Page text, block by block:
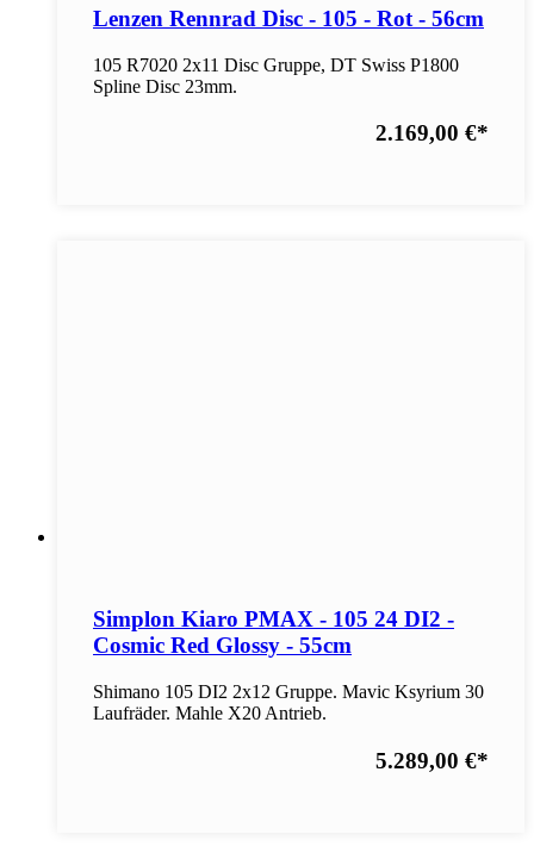
Lenzen Rennrad Disc - 105 - Rot - 56cm
105 R7020 2x11 Disc Gruppe, DT Swiss P1800
Spline Disc 23mm.
2.169,00 €*
Simplon Kiaro PMAX - 105 24 DI2 -
Cosmic Red Glossy - 55cm
Shimano 105 DI2 2x12 Gruppe. Mavic Ksyrium 30
Laufräder. Mahle X20 Antrieb.
5.289,00 €*